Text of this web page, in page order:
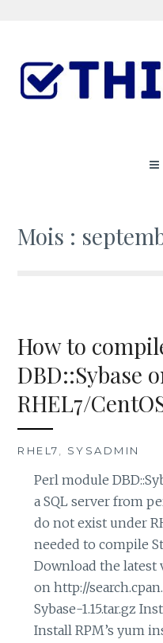
contenu
Mois :
How to
DBD::Sybase
RHEL7/
RHEL7, SYSADMIN
Perl module
a SQL server from
do not exist under
needed to compile
Download the latest
on http://
Sybase-1.15.tar.gz
Install RPM’s yum